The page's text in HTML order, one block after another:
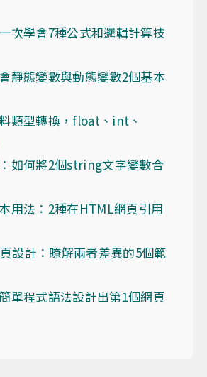
次學會7種公式和邏輯計算技
靜態變數與動態變數2個基本
類型轉換，float、int、
如何將2個string文字變數合
用法：2種在HTML網頁引用
設計：瞭解兩者差異的5個範
單程式語法設計出第1個網頁